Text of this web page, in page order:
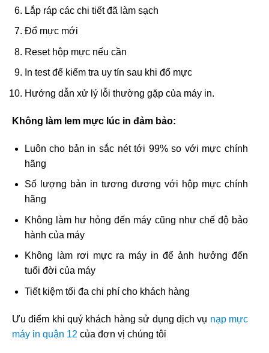
Lắp ráp các chi tiết đã làm sạch
Đổ mực mới
Reset hộp mực nếu cần
In test để kiểm tra uy tín sau khi đổ mực
Hướng dẫn xử lý lỗi thường gặp của máy in.
Không làm lem mực lúc in đảm bảo:
Luôn cho bản in sắc nét tới 99% so với mực chính
hãng
Số lượng bản in tương đương với hộp mực chính
hãng
Không làm hư hỏng đến máy cũng như chế độ bảo
hành của máy
Không làm rơi mực ra máy in để ảnh hưởng đến
tuổi đời của máy
Tiết kiệm tối đa chi phí cho khách hàng
Ưu điểm khi quý khách hàng sử dụng dịch vụ nạp mực
máy in quận 12 của đơn vị chúng tôi